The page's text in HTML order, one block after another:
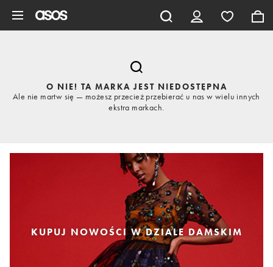
O NIE! TA MARKA JEST NIEDOSTĘPNA
Ale nie martw się — możesz przecież przebierać u nas w wielu innych
ekstra markach.
KUPUJ NOWOŚCI W DZIALE DAMSKIM